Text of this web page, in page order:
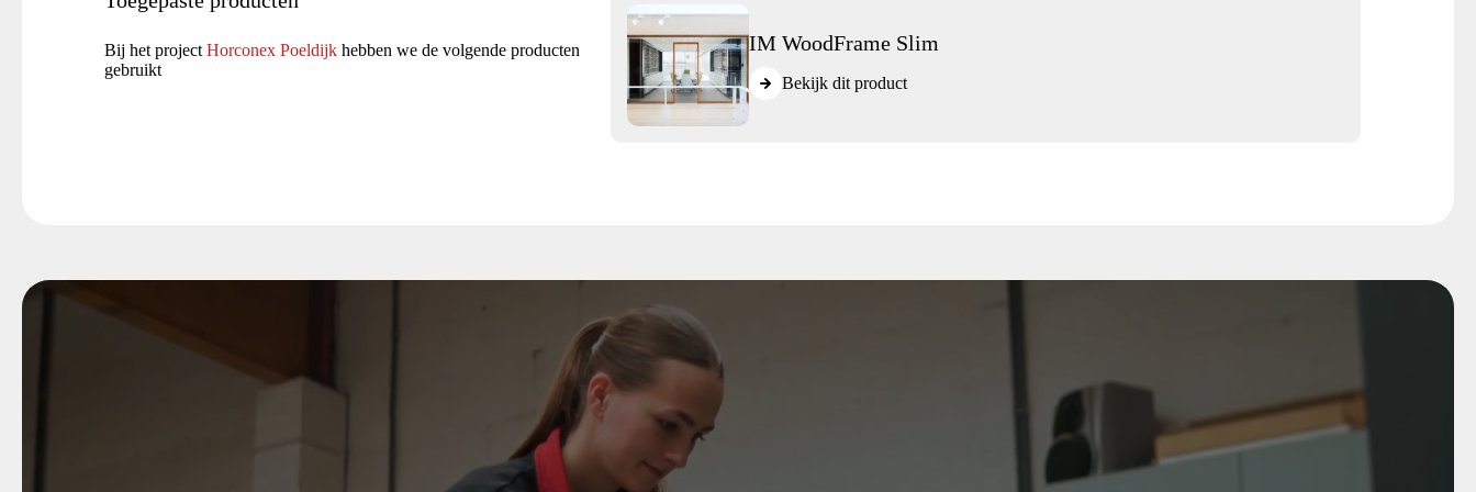
Bij het project Horconex Poeldijk hebben we de volgende producten
gebruikt
IM WoodFrame Slim
Bekijk dit product